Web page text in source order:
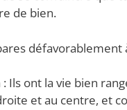
de bien.
: Ils ont la vie bien
et au centre, et